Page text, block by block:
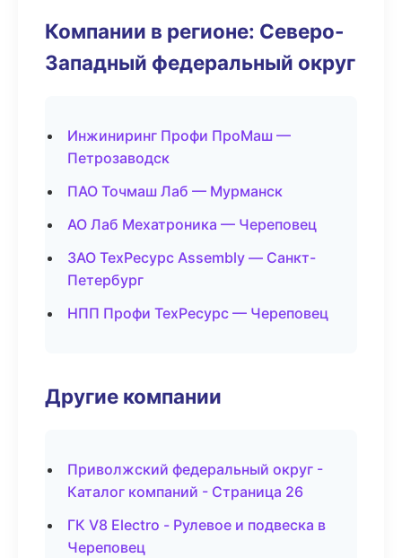
Компании в регионе: Северо-
Западный федеральный округ
Инжиниринг Профи ПроМаш —
Петрозаводск
ПАО Точмаш Лаб — Мурманск
АО Лаб Мехатроника — Череповец
ЗАО ТехРесурс Assembly — Санкт-
Петербург
НПП Профи ТехРесурс — Череповец
Другие компании
Приволжский федеральный округ -
Каталог компаний - Страница 26
ГК V8 Electro - Рулевое и подвеска в
Череповец